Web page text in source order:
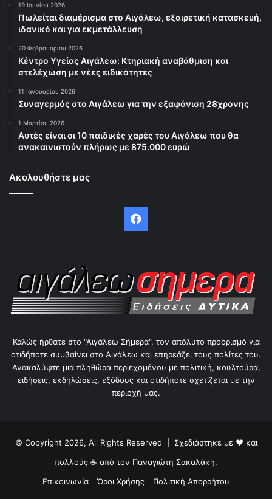
19 Ιουνίου 2026
Πωλείται διαμέρισμα στο Αιγάλεω, εξαιρετική κατασκευή,
ιδανικό και για εκμετάλλευση
20 Φεβρουαρίου 2026
Κέντρο Υγείας Αιγάλεω: Κτηριακή αναβάθμιση και
στελέχωση με νέες ειδικότητες
11 Ιανουαρίου 2026
Συναγερμός στο Αιγάλεω για την εξαφάνιση 28χρονης
1 Μαρτίου 2026
Αυτές είναι οι 10 παιδικές χαρές του Αιγάλεω που θα
ανακαινιστούν πλήρως με 875.000 ευρώ
Ακολουθήστε μας
Facebook
Καλώς ήρθατε στο "Αιγάλεω Σήμερα", τον απόλυτο προορισμό για
οτιδήποτε συμβαίνει στο Αιγάλεω και επηρεάζει τους πολίτες του.
Ανακαλύψτε μια πληθώρα περιεχομένου με πολιτική, κουλτούρα,
ειδήσεις, εκδηλώσεις, εξόδους και οτιδήποτε σχετίζεται με την
περιοχή μας.
© Copyright 2026, All Rights Reserved | Σχεδιάστηκε με ❤ και
πολλούς ☕ από τον Παναγιώτη Σακαλάκη.
Επικοινωνία
Όροι Χρήσης Πολιτική Απορρήτου